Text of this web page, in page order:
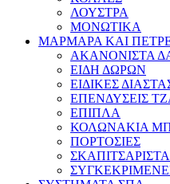
ΛΟΥΣΤΡΑ
ΜΟΝΩΤΙΚΑ
ΜΑΡΜΑΡΑ ΚΑΙ
ΑΚΑΝΟΝΙΣΤΑ
ΕΙΔΗ ΔΩΡΩΝ
ΕΙΔΙΚΕΣ
ΕΠΕΝΔΥΣΕΙΣ
ΕΠΙΠΛΑ
ΚΟΛΩΝΑΚΙΑ
ΠΟΡΤΟΣΙΕΣ